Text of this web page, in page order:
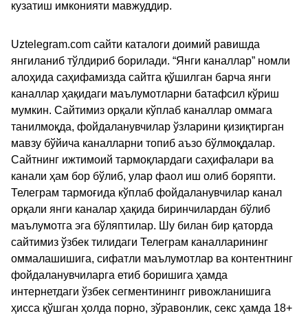
кузатиш имконияти мавжуддир.
Uztelegram.com сайти каталоги доимий равишда
янгиланиб тўлдириб борилади. “Янги каналлар” номли
алоҳида саҳифамизда сайтга қўшилган барча янги
каналлар ҳақидаги маълумотларни батафсил кўриш
мумкин. Сайтимиз орқали кўплаб каналлар оммага
танилмоқда, фойдаланувчилар ўзларини қизиқтирган
мавзу бўйича каналларни топиб аъзо бўлмоқдалар.
Сайтнинг ижтимоий тармоқлардаги саҳифалари ва
канали ҳам бор бўлиб, улар фаол иш олиб боряпти.
Телеграм тармоғида кўплаб фойдаланувчилар канал
орқали янги каналар ҳақида биринчилардан бўлиб
маълумотга эга бўляптилар. Шу билан бир қаторда
сайтимиз ўзбек тилидаги Телеграм каналларининг
оммалашишига, сифатли маълумотлар ва контентнинг
фойдаланувчиларга етиб боришига ҳамда
интернетдаги ўзбек сегментинингг ривожланишига
ҳисса қўшган ҳолда порно, зўравонлик, секс ҳамда 18+